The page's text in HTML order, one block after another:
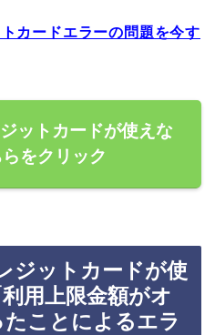
カードエラーの問題を今す
ットカードが使えな
をクリック
ジットカードが使
用上限金額がオ
ことによるエラ